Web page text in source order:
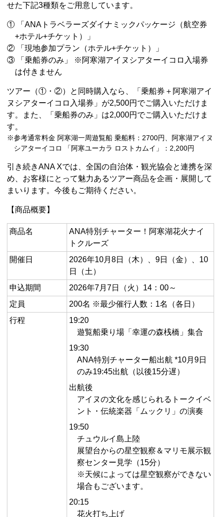
せた下記3種類をご用意しています。
① 「ANAトラベラーズダイナミックパッケージ（航空券
+ホテル+チケット）」
② 「現地参加プラン（ホテル+チケット）」
③ 「乗船券のみ」 ※阿寒湖アイヌシアターイコロ入場券
は付きません
ツアー（①・②）と同時購入なら、「乗船券＋阿寒湖アイ
ヌシアターイコロ入場券」が2,500円でご購入いただけま
す。また、「乗船券のみ」は2,000円でご購入いただけま
す。
※参考通常料金 阿寒湖一周遊覧船 乗船料：2700円、阿寒湖アイヌ
シアターイコロ 「阿寒ユーカラ ロストカムイ」：2,200円
引き続きANA Xでは、全国の自治体・観光協会と連携を深
め、お客様にとって魅力あるツアー商品を企画・展開して
まいります。今後もご期待ください。
【商品概要】
商品名
ANA特別チャーター！阿寒湖花火ナイ
トクルーズ
開催日
2026年10月8日（木）、9日（金）、10
日（土）
申込期間
2026年7月7日（火）14：00～
定員
200名 ※最少催行人数：1名（各日）
行程
19:20
遊覧船乗り場「幸運の森桟橋」集合
19:30
ANA特別チャーター船出航 *10月9日
のみ19:45出航（以後15分遅）
出航後
アイヌの文化を感じられるトークイベ
ント・伝統楽器「ムックリ」の演奏
19:50
チュウルイ島上陸
展望台からの星空観察＆マリモ展示観
察センター見学（15分）
※天候によっては星空観察ができない
場合もございます。
20:15
花火打ち上げ